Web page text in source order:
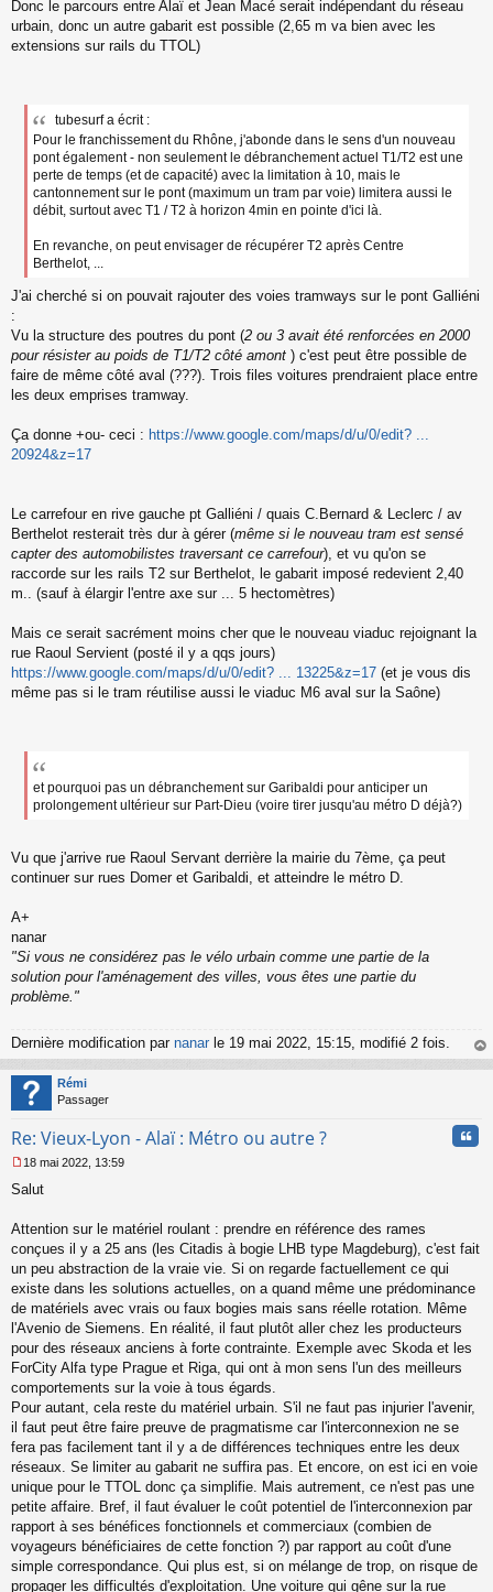
Donc le parcours entre Alaï et Jean Macé serait indépendant du réseau
urbain, donc un autre gabarit est possible (2,65 m va bien avec les
extensions sur rails du TTOL)
tubesurf a écrit :
Pour le franchissement du Rhône, j'abonde dans le sens d'un nouveau
pont également - non seulement le débranchement actuel T1/T2 est une
perte de temps (et de capacité) avec la limitation à 10, mais le
cantonnement sur le pont (maximum un tram par voie) limitera aussi le
débit, surtout avec T1 / T2 à horizon 4min en pointe d'ici là.
En revanche, on peut envisager de récupérer T2 après Centre
Berthelot, ...
J'ai cherché si on pouvait rajouter des voies tramways sur le pont Galliéni
:
Vu la structure des poutres du pont (2 ou 3 avait été renforcées en 2000
pour résister au poids de T1/T2 côté amont ) c'est peut être possible de
faire de même côté aval (???). Trois files voitures prendraient place entre
les deux emprises tramway.
Ça donne +ou- ceci : https://www.google.com/maps/d/u/0/edit? ...
20924&z=17
Le carrefour en rive gauche pt Galliéni / quais C.Bernard & Leclerc / av
Berthelot resterait très dur à gérer (même si le nouveau tram est sensé
capter des automobilistes traversant ce carrefour), et vu qu'on se
raccorde sur les rails T2 sur Berthelot, le gabarit imposé redevient 2,40
m.. (sauf à élargir l'entre axe sur ... 5 hectomètres)
Mais ce serait sacrément moins cher que le nouveau viaduc rejoignant la
rue Raoul Servient (posté il y a qqs jours)
https://www.google.com/maps/d/u/0/edit? ... 13225&z=17 (et je vous dis
même pas si le tram réutilise aussi le viaduc M6 aval sur la Saône)
et pourquoi pas un débranchement sur Garibaldi pour anticiper un
prolongement ultérieur sur Part-Dieu (voire tirer jusqu'au métro D déjà?)
Vu que j'arrive rue Raoul Servant derrière la mairie du 7ème, ça peut
continuer sur rues Domer et Garibaldi, et atteindre le métro D.
A+
nanar
"Si vous ne considérez pas le vélo urbain comme une partie de la
solution pour l'aménagement des villes, vous êtes une partie du
problème."
Dernière modification par nanar le 19 mai 2022, 15:15, modifié 2 fois.
au
Rémi
Passager
Re: Vieux-Lyon - Alaï : Métro ou autre ?
e
s
g
e
n
o
n
u
18 mai 2022, 13:59
Salut
Attention sur le matériel roulant : prendre en référence des rames
conçues il y a 25 ans (les Citadis à bogie LHB type Magdeburg), c'est fait
un peu abstraction de la vraie vie. Si on regarde factuellement ce qui
existe dans les solutions actuelles, on a quand même une prédominance
de matériels avec vrais ou faux bogies mais sans réelle rotation. Même
l'Avenio de Siemens. En réalité, il faut plutôt aller chez les producteurs
pour des réseaux anciens à forte contrainte. Exemple avec Skoda et les
ForCity Alfa type Prague et Riga, qui ont à mon sens l'un des meilleurs
comportements sur la voie à tous égards.
Pour autant, cela reste du matériel urbain. S'il ne faut pas injurier l'avenir,
il faut peut être faire preuve de pragmatisme car l'interconnexion ne se
fera pas facilement tant il y a de différences techniques entre les deux
réseaux. Se limiter au gabarit ne suffira pas. Et encore, on est ici en voie
unique pour le TTOL donc ça simplifie. Mais autrement, ce n'est pas une
petite affaire. Bref, il faut évaluer le coût potentiel de l'interconnexion par
rapport à ses bénéfices fonctionnels et commerciaux (combien de
voyageurs bénéficiaires de cette fonction ?) par rapport au coût d'une
simple correspondance. Qui plus est, si on mélange de trop, on risque de
propager les difficultés d'exploitation. Une voiture qui gêne sur la rue